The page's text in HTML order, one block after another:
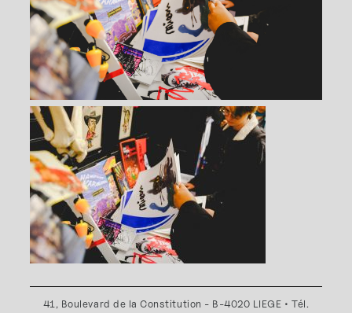
41, Boulevard de la Constitution - B-4020 LIEGE • Tél.